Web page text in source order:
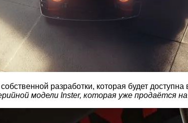
разработки, которая будет
модели Inster, которая уже продаётся